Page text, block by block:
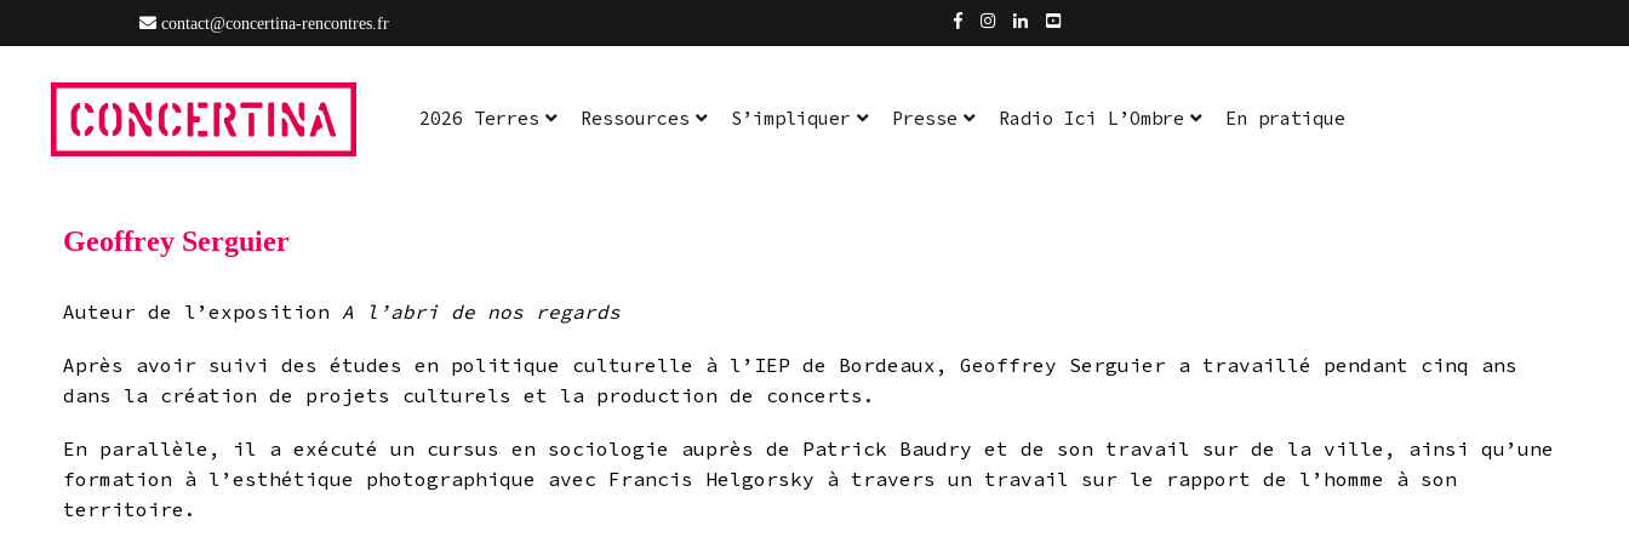
contenu
contact@concertina-rencontres.fr
2026 Terres Ressources S’impliquer Presse Radio Ici L’Ombre En pratique
2026 Terres Ressources S’impliquer
Geoffrey Serguier
Auteur de l’exposition A l’abri de nos regards
Après avoir suivi des études en politique culturelle à l’IEP de Bordeaux, Geoffrey Serguier a travaillé pendant cinq ans
dans la création de projets culturels et la production de concerts.
En parallèle, il a exécuté un cursus en sociologie auprès de Patrick Baudry et de son travail sur de la ville, ainsi qu’une
formation à l’esthétique photographique avec Francis Helgorsky à travers un travail sur le rapport de l’homme à son
territoire.